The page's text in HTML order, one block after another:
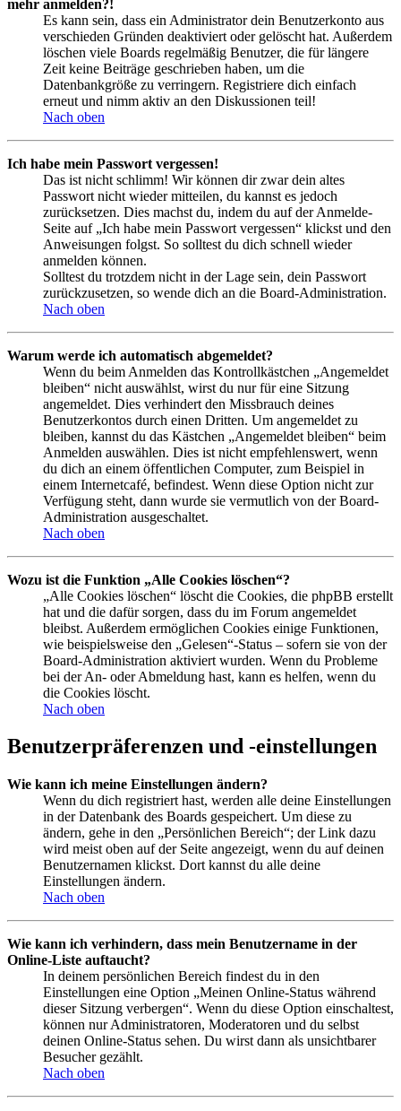
mehr anmelden?!
Es kann sein, dass ein Administrator dein Benutzerkonto aus
verschieden Gründen deaktiviert oder gelöscht hat. Außerdem
löschen viele Boards regelmäßig Benutzer, die für längere
Zeit keine Beiträge geschrieben haben, um die
Datenbankgröße zu verringern. Registriere dich einfach
erneut und nimm aktiv an den Diskussionen teil!
Nach oben
Ich habe mein Passwort vergessen!
Das ist nicht schlimm! Wir können dir zwar dein altes
Passwort nicht wieder mitteilen, du kannst es jedoch
zurücksetzen. Dies machst du, indem du auf der Anmelde-
Seite auf „Ich habe mein Passwort vergessen“ klickst und den
Anweisungen folgst. So solltest du dich schnell wieder
anmelden können.
Solltest du trotzdem nicht in der Lage sein, dein Passwort
zurückzusetzen, so wende dich an die Board-Administration.
Nach oben
Warum werde ich automatisch abgemeldet?
Wenn du beim Anmelden das Kontrollkästchen „Angemeldet
bleiben“ nicht auswählst, wirst du nur für eine Sitzung
angemeldet. Dies verhindert den Missbrauch deines
Benutzerkontos durch einen Dritten. Um angemeldet zu
bleiben, kannst du das Kästchen „Angemeldet bleiben“ beim
Anmelden auswählen. Dies ist nicht empfehlenswert, wenn
du dich an einem öffentlichen Computer, zum Beispiel in
einem Internetcafé, befindest. Wenn diese Option nicht zur
Verfügung steht, dann wurde sie vermutlich von der Board-
Administration ausgeschaltet.
Nach oben
Wozu ist die Funktion „Alle Cookies löschen“?
„Alle Cookies löschen“ löscht die Cookies, die phpBB erstellt
hat und die dafür sorgen, dass du im Forum angemeldet
bleibst. Außerdem ermöglichen Cookies einige Funktionen,
wie beispielsweise den „Gelesen“-Status – sofern sie von der
Board-Administration aktiviert wurden. Wenn du Probleme
bei der An- oder Abmeldung hast, kann es helfen, wenn du
die Cookies löscht.
Nach oben
Benutzerpräferenzen und -einstellungen
Wie kann ich meine Einstellungen ändern?
Wenn du dich registriert hast, werden alle deine Einstellungen
in der Datenbank des Boards gespeichert. Um diese zu
ändern, gehe in den „Persönlichen Bereich“; der Link dazu
wird meist oben auf der Seite angezeigt, wenn du auf deinen
Benutzernamen klickst. Dort kannst du alle deine
Einstellungen ändern.
Nach oben
Wie kann ich verhindern, dass mein Benutzername in der
Online-Liste auftaucht?
In deinem persönlichen Bereich findest du in den
Einstellungen eine Option „Meinen Online-Status während
dieser Sitzung verbergen“. Wenn du diese Option einschaltest,
können nur Administratoren, Moderatoren und du selbst
deinen Online-Status sehen. Du wirst dann als unsichtbarer
Besucher gezählt.
Nach oben